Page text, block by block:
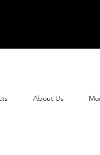
About Us